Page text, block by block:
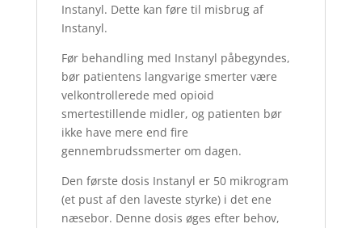
Instanyl. Dette kan føre til misbrug af
Instanyl.
Før behandling med Instanyl påbegyndes,
bør patientens langvarige smerter være
velkontrollerede med opioid
smertestillende midler, og patienten bør
ikke have mere end fire
gennembrudssmerter om dagen.
Den første dosis Instanyl er 50 mikrogram
(et pust af den laveste styrke) i det ene
næsebor. Denne dosis øges efter behov,